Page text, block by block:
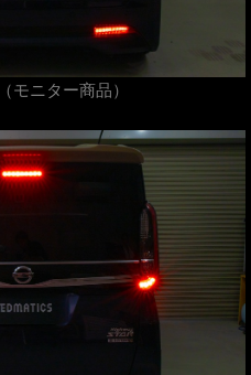
モニター商品）